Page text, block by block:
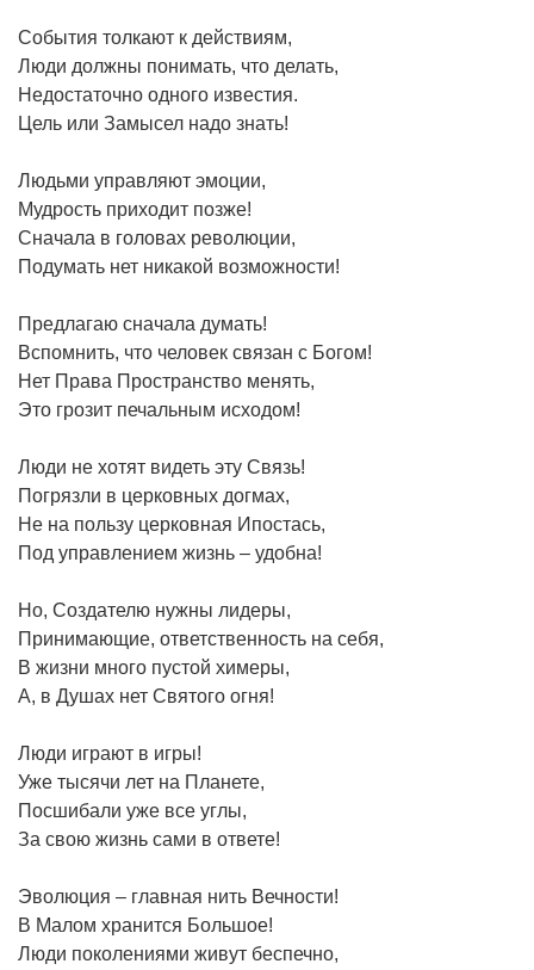
События толкают к действиям,
Люди должны понимать, что делать,
Недостаточно одного известия.
Цель или Замысел надо знать!
Людьми управляют эмоции,
Мудрость приходит позже!
Сначала в головах революции,
Подумать нет никакой возможности!
Предлагаю сначала думать!
Вспомнить, что человек связан с Богом!
Нет Права Пространство менять,
Это грозит печальным исходом!
Люди не хотят видеть эту Связь!
Погрязли в церковных догмах,
Не на пользу церковная Ипостась,
Под управлением жизнь – удобна!
Но, Создателю нужны лидеры,
Принимающие, ответственность на себя,
В жизни много пустой химеры,
А, в Душах нет Святого огня!
Люди играют в игры!
Уже тысячи лет на Планете,
Посшибали уже все углы,
За свою жизнь сами в ответе!
Эволюция – главная нить Вечности!
В Малом хранится Большое!
Люди поколениями живут беспечно,